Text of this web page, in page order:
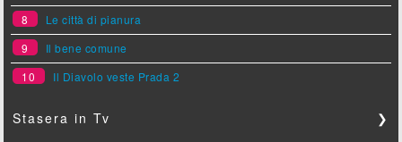
8
Le città di pianura
9
Il bene comune
10
Il Diavolo veste Prada 2
Stasera in Tv ❯